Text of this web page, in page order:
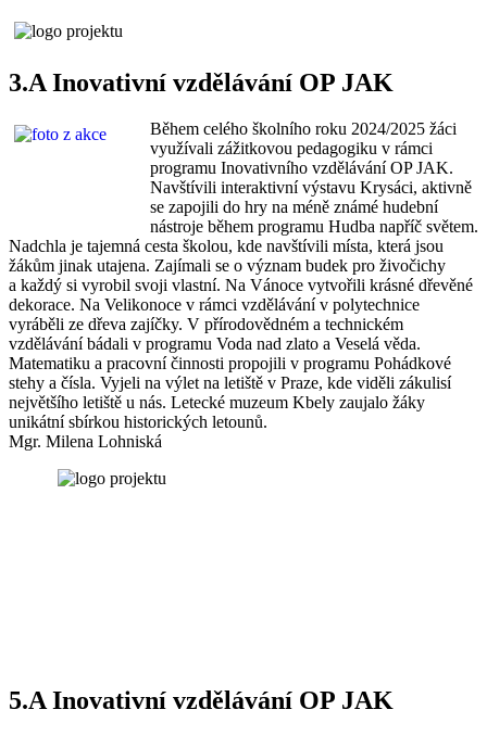
3.A Inovativní vzdělávání OP JAK
Během celého školního roku 2024/2025 žáci
využívali zážitkovou pedagogiku v rámci
programu Inovativního vzdělávání OP JAK.
Navštívili interaktivní výstavu Krysáci, aktivně
se zapojili do hry na méně známé hudební
nástroje během programu Hudba napříč světem.
Nadchla je tajemná cesta školou, kde navštívili místa, která jsou
žákům jinak utajena. Zajímali se o význam budek pro živočichy
a každý si vyrobil svoji vlastní. Na Vánoce vytvořili krásné dřevěné
dekorace. Na Velikonoce v rámci vzdělávání v polytechnice
vyráběli ze dřeva zajíčky. V přírodovědném a technickém
vzdělávání bádali v programu Voda nad zlato a Veselá věda.
Matematiku a pracovní činnosti propojili v programu Pohádkové
stehy a čísla. Vyjeli na výlet na letiště v Praze, kde viděli zákulisí
největšího letiště u nás. Letecké muzeum Kbely zaujalo žáky
unikátní sbírkou historických letounů.
Mgr. Milena Lohniská
5.A Inovativní vzdělávání OP JAK